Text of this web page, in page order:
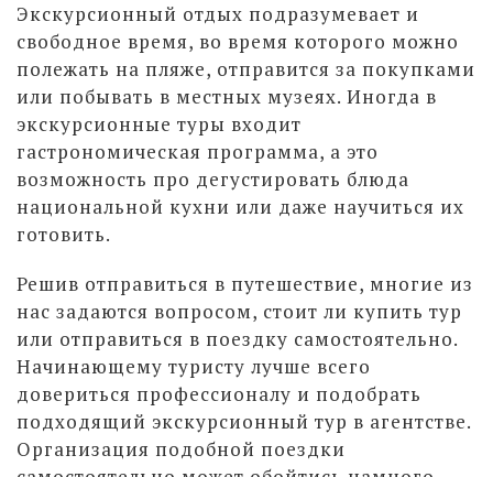
Экскурсионный отдых подразумевает и
свободное время, во время которого можно
полежать на пляже, отправится за покупками
или побывать в местных музеях. Иногда в
экскурсионные туры входит
гастрономическая программа, а это
возможность про дегустировать блюда
национальной кухни или даже научиться их
готовить.
Решив отправиться в путешествие, многие из
нас задаются вопросом, стоит ли купить тур
или отправиться в поездку самостоятельно.
Начинающему туристу лучше всего
довериться профессионалу и подобрать
подходящий экскурсионный тур в агентстве.
Организация подобной поездки